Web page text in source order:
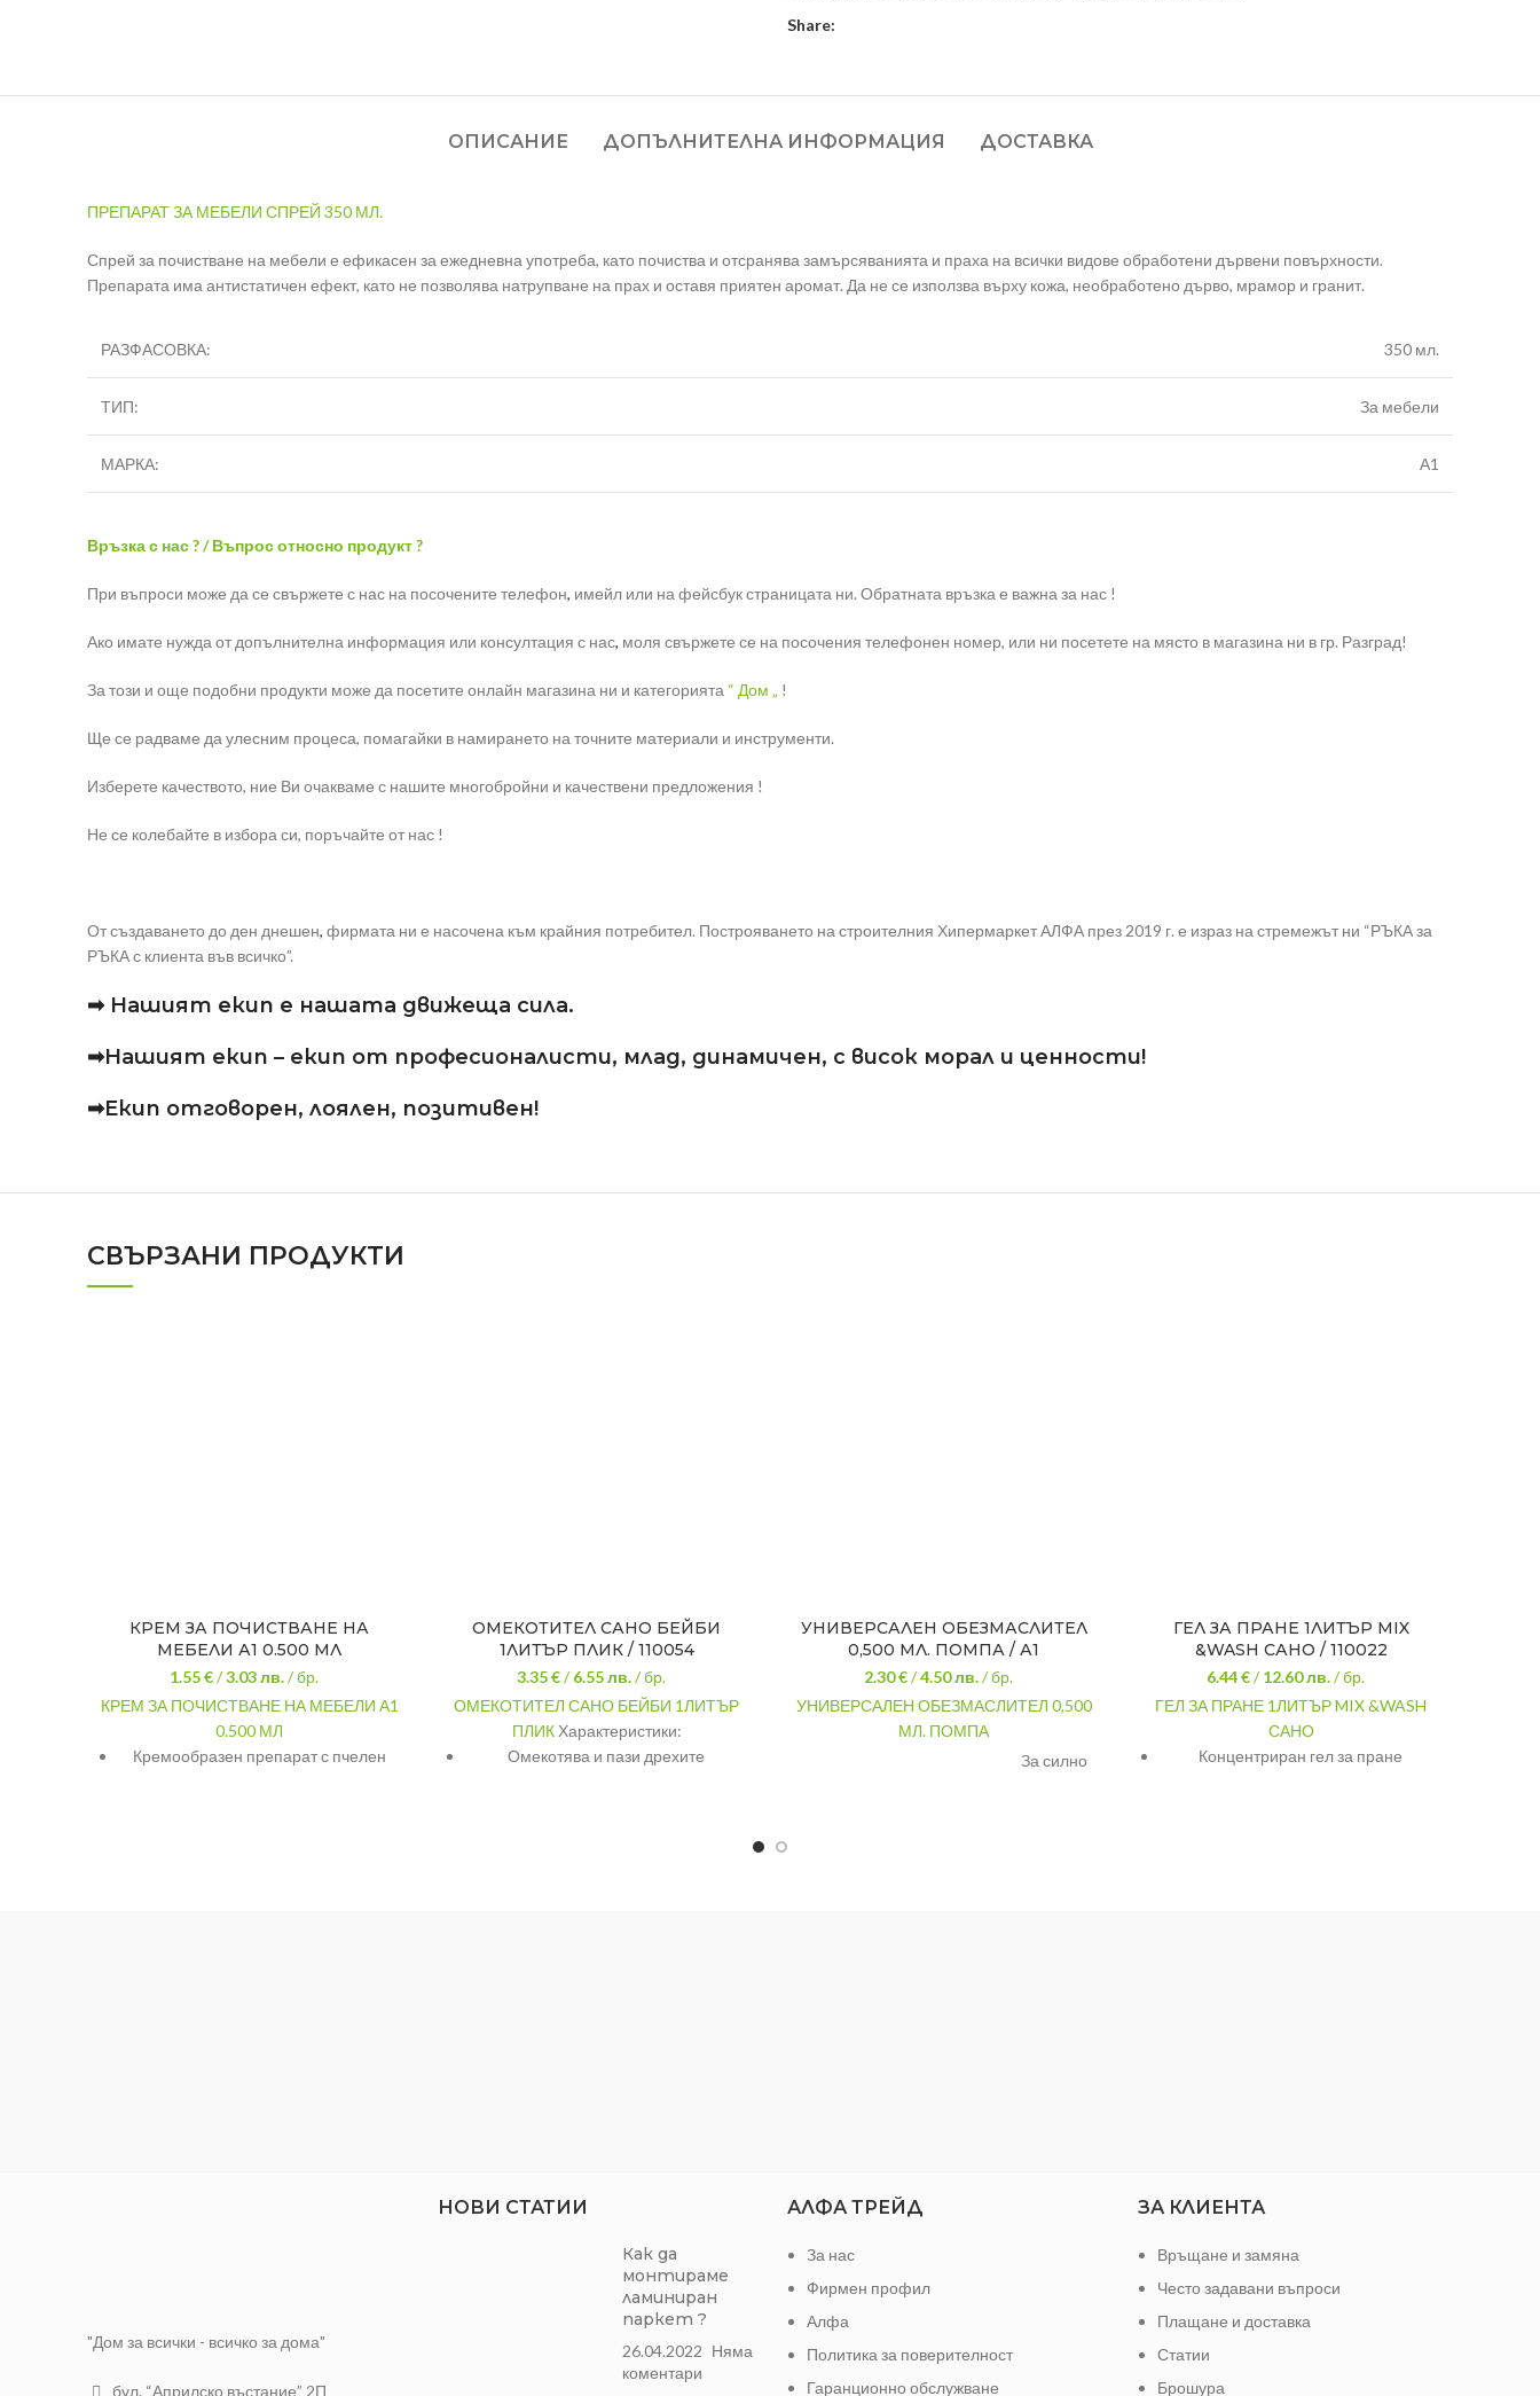
Share:
ОПИСАНИЕ ДОПЪЛНИТЕЛНА ИНФОРМАЦИЯ ДОСТАВКА
ПРЕПАРАТ ЗА МЕБЕЛИ СПРЕЙ 350 МЛ.
Спрей за почистване на мебели е ефикасен за ежедневна употреба, като почиства и отсранява замърсяванията и праха на всички видове обработени дървени повърхности.
Препарата има антистатичен ефект, като не позволява натрупване на прах и оставя приятен аромат. Да не се използва върху кожа, необработено дърво, мрамор и гранит.
РАЗФАСОВКА: 350 мл.
ТИП: За мебели
МАРКА: А1
Връзка с нас ? / Въпрос относно продукт ?
При въпроси може да се свържете с нас на посочените телефон, имейл или на фейсбук страницата ни. Обратната връзка е важна за нас !
Ако имате нужда от допълнителна информация или консултация с нас, моля свържете се на посочения телефонен номер, или ни посетете на място в магазина ни в гр. Разград!
За този и още подобни продукти може да посетите онлайн магазина ни и категорията “ Дом „ !
Ще се радваме да улесним процеса, помагайки в намирането на точните материали и инструменти.
Изберете качеството, ние Ви очакваме с нашите многобройни и качествени предложения !
Не се колебайте в избора си, поръчайте от нас !
От създаването до ден днешен, фирмата ни е насочена към крайния потребител. Построяването на строителния Хипермаркет АЛФА през 2019 г. е израз на стремежът ни “РЪКА за
РЪКА с клиента във всичко”.
➡ Нашият екип е нашата движеща сила.
➡Нашият екип – екип от професионалисти, млад, динамичен, с висок морал и ценности!
➡Екип отговорен, лоялен, позитивен!
СВЪРЗАНИ ПРОДУКТИ
КРЕМ ЗА ПОЧИСТВАНЕ НА
МЕБЕЛИ А1 0.500 МЛ
1.55 €/3.03лв. / бр.
КРЕМ ЗА ПОЧИСТВАНЕ НА МЕБЕЛИ А1
0.500 МЛ
Кремообразен препарат с пчелен
ОМЕКОТИТЕЛ САНО БЕЙБИ
1ЛИТЪР ПЛИК / 110054
3.35 €/6.55лв. / бр.
ОМЕКОТИТЕЛ САНО БЕЙБИ 1ЛИТЪР
ПЛИКХарактеристики:
Омекотява и пази дрехите
УНИВЕРСАЛЕН ОБЕЗМАСЛИТЕЛ
0,500 МЛ. ПОМПА / А1
2.30 €/4.50лв. / бр.
УНИВЕРСАЛЕН ОБЕЗМАСЛИТЕЛ 0,500
МЛ. ПОМПА
За силно
ГЕЛ ЗА ПРАНЕ 1ЛИТЪР MIX
&WASH САНО / 110022
6.44 €/12.60лв. / бр.
ГЕЛ ЗА ПРАНЕ 1ЛИТЪР MIX &WASH
САНО
Концентриран гел за пране
"Дом за всички - всичко за дома"
бул. “Априлско въстание” 2П
НОВИ СТАТИИ
Как да
монтираме
ламиниран
паркет ?
26.04.2022 Няма
коментари
АЛФА ТРЕЙД
За нас
Фирмен профил
Алфа
Политика за поверителност
Гаранционно обслужване
ЗА КЛИЕНТА
Връщане и замяна
Често задавани въпроси
Плащане и доставка
Статии
Брошура